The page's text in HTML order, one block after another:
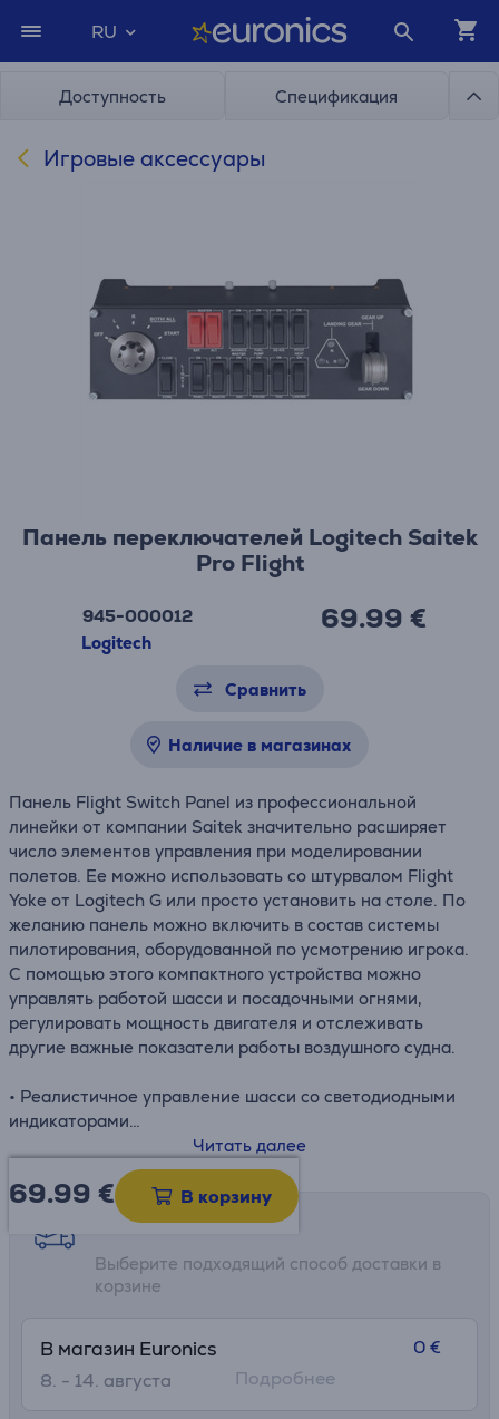
RU
Доступность Спецификация
Игровые аксессуары
Панель переключателей Logitech Saitek
Pro Flight
945-000012
Logitech
69.99 €
Сравнить
Наличие в магазинах
Панель Flight Switch Panel из профессиональной
линейки от компании Saitek значительно расширяет
число элементов управления при моделировании
полетов. Ее можно использовать со штурвалом Flight
Yoke от Logitech G или просто установить на столе. По
желанию панель можно включить в состав системы
пилотирования, оборудованной по усмотрению игрока.
С помощью этого компактного устройства можно
управлять работой шасси и посадочными огнями,
регулировать мощность двигателя и отслеживать
другие важные показатели работы воздушного судна.
• Реалистичное управление шасси со светодиодными
индикаторами
• Модульная конструкция и возможности настройки –
создайте свою собственную кабину самолета
Читать далее
69.99 € В корзину
Возможности доставки
Выберите подходящий способ доставки в
корзине
В магазин Euronics
8. - 14. августа
0 €
Подробнее